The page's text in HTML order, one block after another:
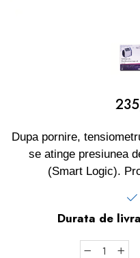
Dupa pornire,
se atinge presiunea
(Smart Logic).
Durata de